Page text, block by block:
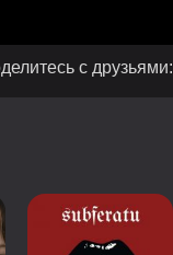
с друзьями: